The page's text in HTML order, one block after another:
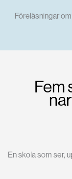
Föreläsningar
Fem
En skola som ser,